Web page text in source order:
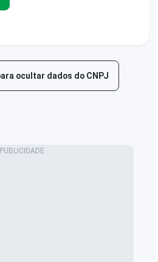
ocultar dados do CNPJ